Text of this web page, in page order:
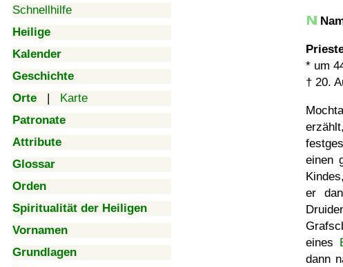
Schnellhilfe
Heilige
Kalender
Geschichte
Orte | Karte
Patronate
Attribute
Glossar
Orden
Spiritualität der Heiligen
Vornamen
Grundlagen
* um
† 20.
einen
er
eines
dann